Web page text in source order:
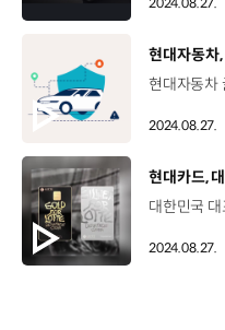
[동영상]
현대자동
2024.08.27.
[동영상]
현대카드,
2024.08.27.